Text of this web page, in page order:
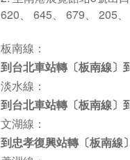
620、 645、 679、 205
板南線：
到台北車站轉〔板南線〕
淡水線：
到台北車站轉〔板南線〕
文湖線：
到忠孝復興站轉〔板南線